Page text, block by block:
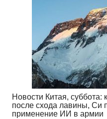
Новости Китая, суббота:
после схода лавины, Си
применение ИИ в армии